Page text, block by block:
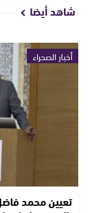
شاهد أيضا
أخبار الصحراء
تعيين محمد